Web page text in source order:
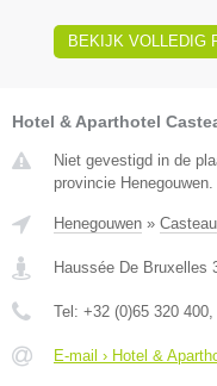
BEKIJK VOLLEDIG
Hotel & Aparthotel
Niet gevestigd in de
provincie Henegouwen.
Henegouwen » Casteau
Haussée De Bruxelles
Tel: +32 (0)65 320 400,
E-mail › Hotel &